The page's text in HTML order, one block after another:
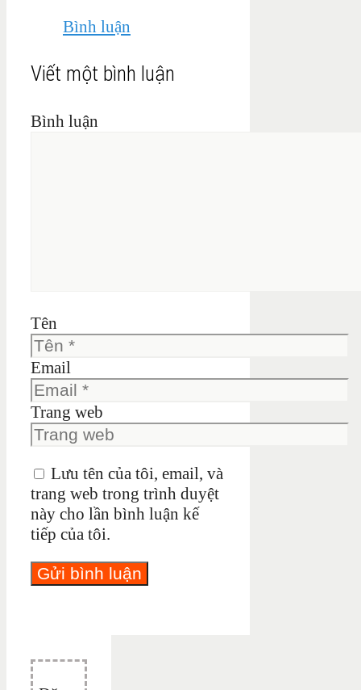
Bình luận
Viết một bình luận
Bình luận
Tên
Email
Trang web
Lưu tên của tôi, email, và
trang web trong trình duyệt
này cho lần bình luận kế
tiếp của tôi.